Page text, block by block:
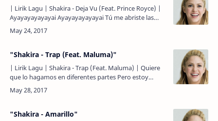
| Lirik Lagu | Shakira - Deja Vu (Feat. Prince Royce) |
Ayayayayayayai Ayayayayayayai Tú me abriste las
heridas Que ya daba por curadas Con limón, tequila y
…
"Shakira - Trap (Feat. Maluma)"
| Lirik Lagu | Shakira - Trap (Feat. Maluma) | Quiere
que lo hagamos en diferentes partes Pero estoy
cansada de desilusiones Hace mucho tiempo no creo
en los …
"Shakira - Amarillo"